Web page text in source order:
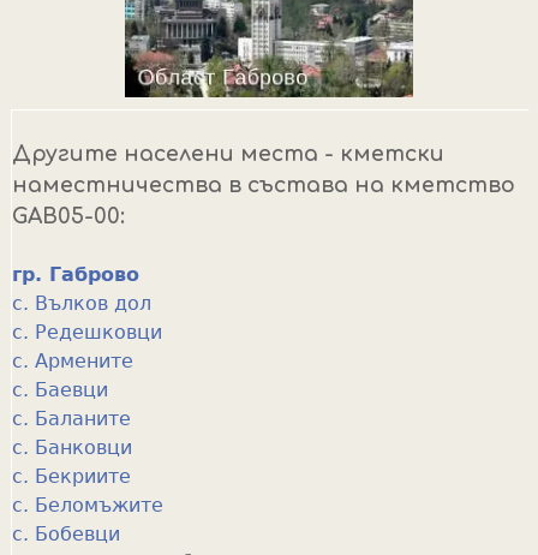
Другите населени места - кметски
наместничества в състава на кметство
GAB05-00:
гр. Габрово
с. Вълков дол
с. Редешковци
с. Армените
с. Баевци
с. Баланите
с. Банковци
с. Бекриите
с. Беломъжите
с. Бобевци